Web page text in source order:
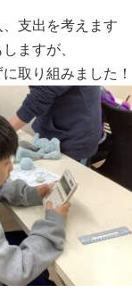
支出を考えます
ますが、
取り組みました！